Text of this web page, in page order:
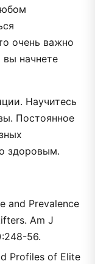
очень важно
начнете
Научитесь
Постоянное
здоровым.
and Prevalence
Am J
56.
Profiles of Elite